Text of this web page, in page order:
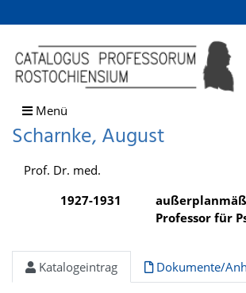
Scharnke, August
direkt zum Inhalt
Menü
Scharnke, August
Prof. Dr. med.
1927-1931
Professor für
Katalogeintrag Dokumente/